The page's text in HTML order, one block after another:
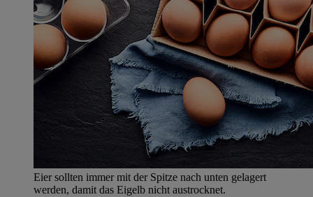
Eier sollten immer mit der Spitze nach unten gelagert
werden, damit das Eigelb nicht austrocknet.